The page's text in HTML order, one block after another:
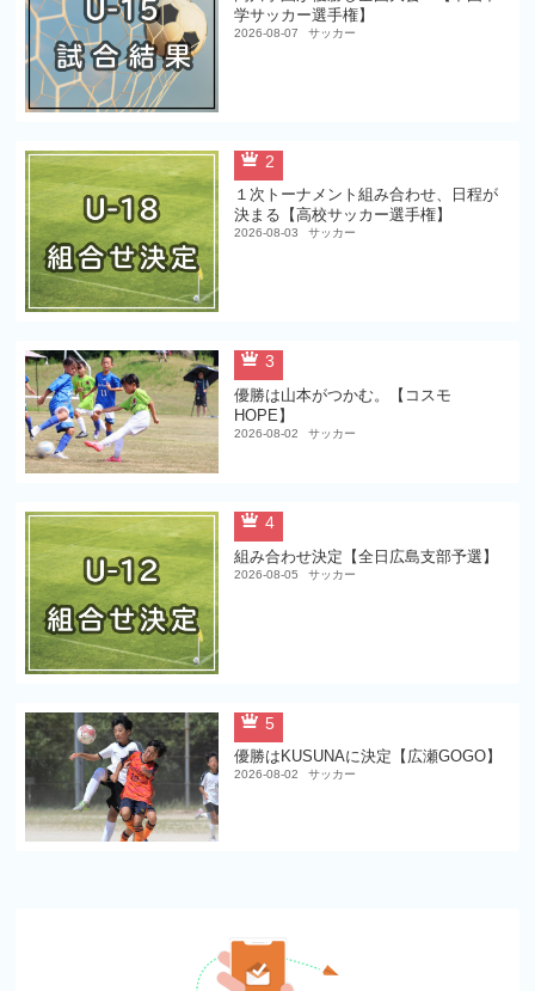
学サッカー選手権】
2026-08-07 サッカー
2
１次トーナメント組み合わせ、日程が
決まる【高校サッカー選手権】
2026-08-03 サッカー
3
優勝は山本がつかむ。【コスモ
HOPE】
2026-08-02 サッカー
4
組み合わせ決定【全日広島支部予選】
2026-08-05 サッカー
5
優勝はKUSUNAに決定【広瀬GOGO】
2026-08-02 サッカー